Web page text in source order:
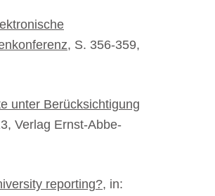
, S. 356-359,
unter Berücksichtigung
Verlag Ernst-Abbe-
reporting?, in: